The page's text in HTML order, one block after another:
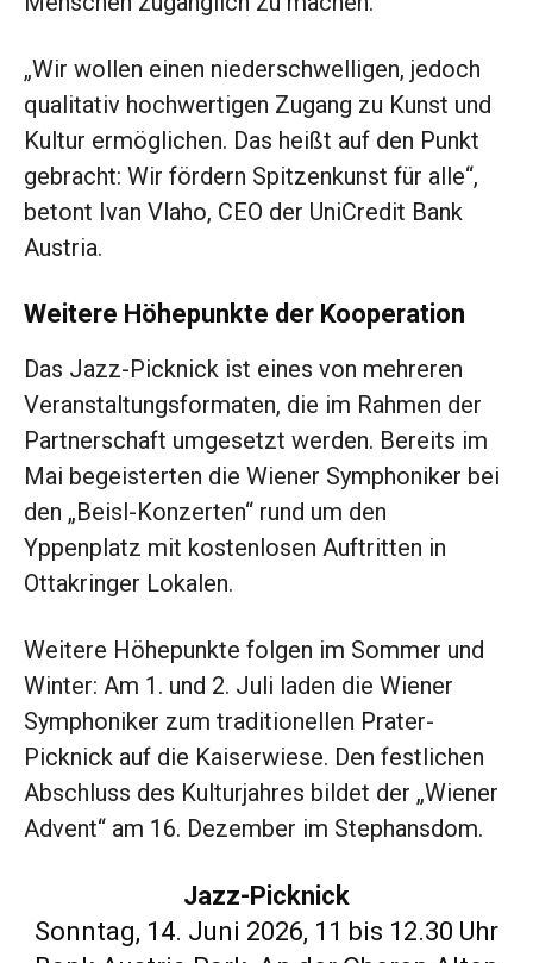
„Wir wollen einen niederschwelligen, jedoch
qualitativ hochwertigen Zugang zu Kunst und
Kultur ermöglichen. Das heißt auf den Punkt
gebracht: Wir fördern Spitzenkunst für alle“,
betont Ivan Vlaho, CEO der UniCredit Bank
Austria.
Weitere Höhepunkte der Kooperation
Das Jazz-Picknick ist eines von mehreren
Veranstaltungsformaten, die im Rahmen der
Partnerschaft umgesetzt werden. Bereits im
Mai begeisterten die Wiener Symphoniker bei
den „Beisl-Konzerten“ rund um den
Yppenplatz mit kostenlosen Auftritten in
Ottakringer Lokalen.
Weitere Höhepunkte folgen im Sommer und
Winter: Am 1. und 2. Juli laden die Wiener
Symphoniker zum traditionellen Prater-
Picknick auf die Kaiserwiese. Den festlichen
Abschluss des Kulturjahres bildet der „Wiener
Advent“ am 16. Dezember im Stephansdom.
Jazz-Picknick
Sonntag, 14. Juni 2026, 11 bis 12.30 Uhr